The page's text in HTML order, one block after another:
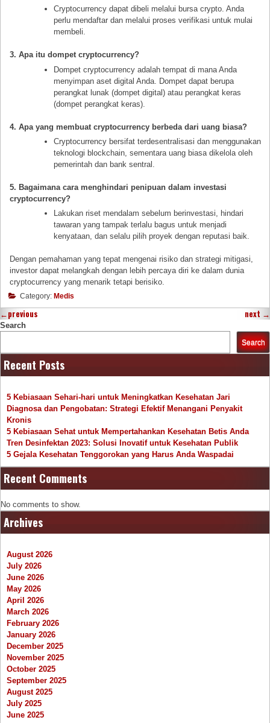
Cryptocurrency dapat dibeli melalui bursa crypto. Anda
perlu mendaftar dan melalui proses verifikasi untuk mulai
membeli.
3. Apa itu dompet cryptocurrency?
Dompet cryptocurrency adalah tempat di mana Anda
menyimpan aset digital Anda. Dompet dapat berupa
perangkat lunak (dompet digital) atau perangkat keras
(dompet perangkat keras).
4. Apa yang membuat cryptocurrency berbeda dari uang biasa?
Cryptocurrency bersifat terdesentralisasi dan menggunakan
teknologi blockchain, sementara uang biasa dikelola oleh
pemerintah dan bank sentral.
5. Bagaimana cara menghindari penipuan dalam investasi
cryptocurrency?
Lakukan riset mendalam sebelum berinvestasi, hindari
tawaran yang tampak terlalu bagus untuk menjadi
kenyataan, dan selalu pilih proyek dengan reputasi baik.
Dengan pemahaman yang tepat mengenai risiko dan strategi mitigasi,
investor dapat melangkah dengan lebih percaya diri ke dalam dunia
cryptocurrency yang menarik tetapi berisiko.
Category: Medis
←previous next →
Search
Search
Recent Posts
5 Kebiasaan Sehari-hari untuk Meningkatkan Kesehatan Jari
Diagnosa dan Pengobatan: Strategi Efektif Menangani Penyakit
Kronis
5 Kebiasaan Sehat untuk Mempertahankan Kesehatan Betis Anda
Tren Desinfektan 2023: Solusi Inovatif untuk Kesehatan Publik
5 Gejala Kesehatan Tenggorokan yang Harus Anda Waspadai
Recent Comments
No comments to show.
Archives
August 2026
July 2026
June 2026
May 2026
April 2026
March 2026
February 2026
January 2026
December 2025
November 2025
October 2025
September 2025
August 2025
July 2025
June 2025